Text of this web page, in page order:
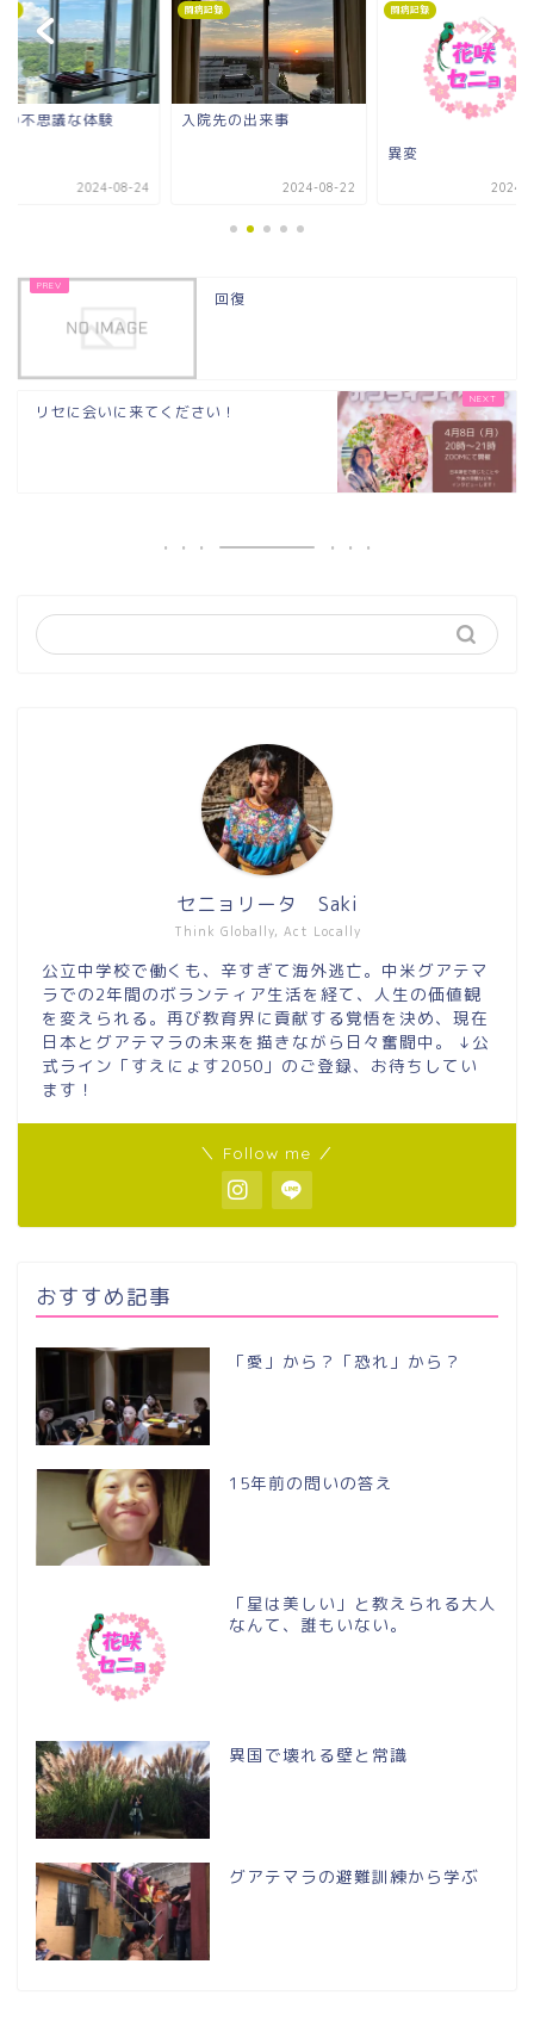
先の出来事
2024-08-22
闘病記録
2024-03-05
闘病記録
回復
2024-
回復
リセに会いに来てください！
Think Globally, Act Locally
セニョリータ Saki
公立中学校で働くも、辛すぎて海外逃亡。中米グアテマ
ラでの2年間のボランティア生活を経て、人生の価値観
を変えられる。再び教育界に貢献する覚悟を決め、現在
日本とグアテマラの未来を描きながら日々奮闘中。 ↓公
式ライン「すえにょす2050」のご登録、お待ちしてい
ます！
＼ Follow me ／
おすすめ記事
「愛」から？「恐れ」から？
15年前の問いの答え
「星は美しい」と教えられる大人
なんて、誰もいない。
異国で壊れる壁と常識
グアテマラの避難訓練から学ぶ